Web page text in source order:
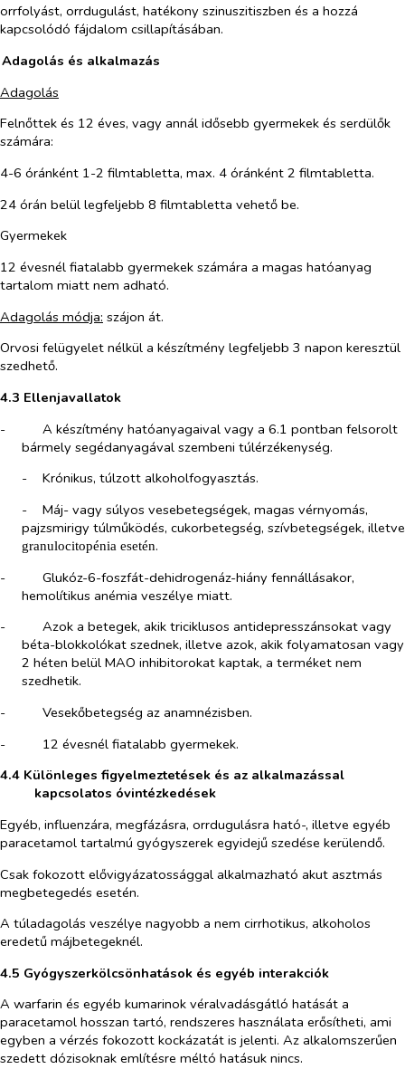
orrfolyást, orrdugulást, hatékony szinuszitiszben és a hozzá
kapcsolódó fájdalom csillapításában.
és alkalmazás
Adagolás
Felnőttek és 12 éves, vagy annál idősebb gyermekek és serdülők
számára:
4-6 óránként 1-2 filmtabletta, max. 4 óránként 2 filmtabletta.
24 órán belül legfeljebb 8 filmtabletta vehető be.
Gyermekek
12 évesnél fiatalabb gyermekek számára a magas hatóanyag
tartalom miatt nem adható.
Adagolás módja: szájon át.
Orvosi felügyelet nélkül a készítmény legfeljebb 3 napon keresztül
szedhető.
4.3 Ellenjavallatok
-​
A készítmény hatóanyagaival vagy a 6.1 pontban felsorolt
bármely segédanyagával szembeni túlérzékenység.
-​
Krónikus, túlzott alkoholfogyasztás.
-​
Máj- vagy súlyos vesebetegségek, magas vérnyomás,
pajzsmirigy túlműködés, cukorbetegség, szívbetegségek, illetve
granulocitopénia esetén.
-​
Glukóz-6-foszfát-dehidrogenáz-hiány fennállásakor,
hemolítikus anémia veszélye miatt.
-​
Azok a betegek, akik triciklusos antidepresszánsokat vagy
béta-blokkolókat szednek, illetve azok, akik folyamatosan vagy
2 héten belül MAO inhibitorokat kaptak, a terméket nem
szedhetik.
-​
Vesekőbetegség az anamnézisben.
-​
12 évesnél fiatalabb gyermekek.
4.4 Különleges figyelmeztetések és az alkalmazással
kapcsolatos óvintézkedések
Egyéb, influenzára, megfázásra, orrdugulásra ható-, illetve egyéb
paracetamol tartalmú gyógyszerek egyidejű szedése kerülendő.
Csak fokozott elővigyázatossággal alkalmazható akut asztmás
megbetegedés esetén.
A túladagolás veszélye nagyobb a nem cirrhotikus, alkoholos
eredetű májbetegeknél.
4.5 Gyógyszerkölcsönhatások és egyéb interakciók
A warfarin és egyéb kumarinok véralvadásgátló hatását a
paracetamol hosszan tartó, rendszeres használata erősítheti, ami
egyben a vérzés fokozott kockázatát is jelenti. Az alkalomszerűen
szedett dózisoknak említésre méltó hatásuk nincs.